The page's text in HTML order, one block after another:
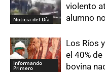
Noticia del Día
violento
alumno
Informando
Primero
Los Ríos
el 40%
bovina